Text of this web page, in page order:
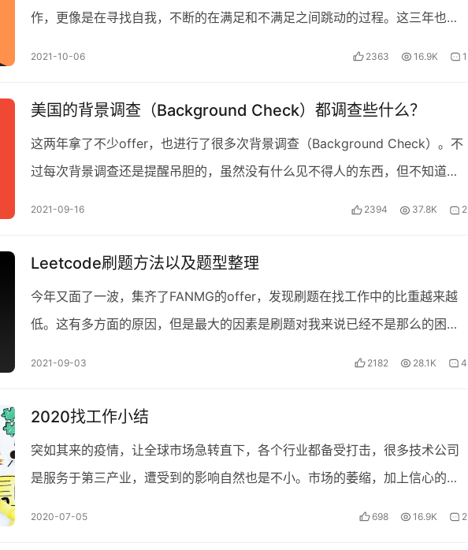
作，更像是在寻找自我，不断的在满足和不满足之间跳动的过程。这三年也好
2021-10-06 2363 16.9K 1
美国的背景调查（Background Check）都调查些什么？
这两年拿了不少offer，也进行了很多次背景调查（Background Check）。不
过每次背景调查还是提醒吊胆的，虽然没有什么见不得人的东西，但不知道他
2021-09-16 2394 37.8K 2
Leetcode刷题方法以及题型整理
今年又面了一波，集齐了FANMG的offer，发现刷题在找工作中的比重越来越
低。这有多方面的原因，但是最大的因素是刷题对我来说已经不是那么的困难
2021-09-03 2182 28.1K 4
2020找工作小结
突如其来的疫情，让全球市场急转直下，各个行业都备受打击，很多技术公司
是服务于第三产业，遭受到的影响自然也是不小。市场的萎缩，加上信心的缺
2020-07-05 698 16.9K 2